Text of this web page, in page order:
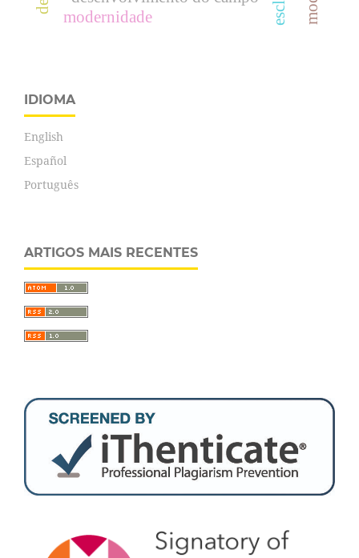
modernidade
IDIOMA
English
Español
Português
ARTIGOS MAIS RECENTES